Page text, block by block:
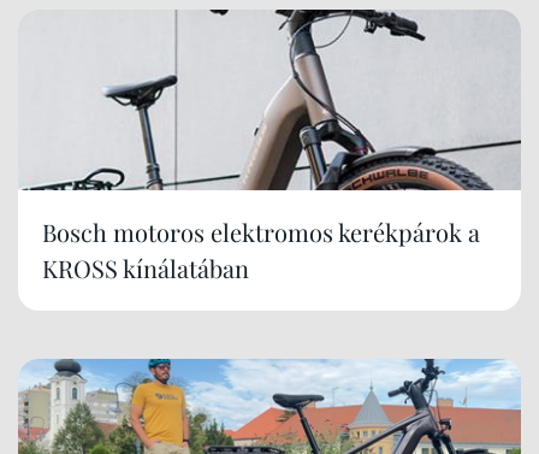
Bosch motoros elektromos kerékpárok a
KROSS kínálatában